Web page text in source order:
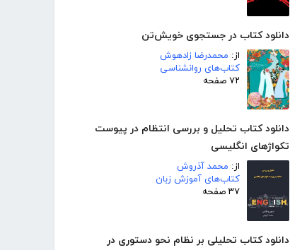
دانلود کتاب در جستجوی خویش‌تن
از: محمدرضا زادهوش
کتاب‌های روانشناسی
۷۲ صفحه
دانلود کتاب تحلیل و بررسی انتظام در پیوست
تکواژهای انگلیسی
از: محمد آذروش
کتاب‌های آموزش زبان
۳۷ صفحه
دانلود کتاب تحلیلی بر نظام نحو دستوری در